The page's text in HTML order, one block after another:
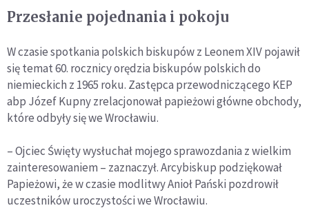
Przesłanie pojednania i pokoju
W czasie spotkania polskich biskupów z Leonem XIV pojawił
się temat 60. rocznicy orędzia biskupów polskich do
niemieckich z 1965 roku. Zastępca przewodniczącego KEP
abp Józef Kupny zrelacjonował papieżowi główne obchody,
które odbyły się we Wrocławiu.
– Ojciec Święty wysłuchał mojego sprawozdania z wielkim
zainteresowaniem – zaznaczył. Arcybiskup podziękował
Papieżowi, że w czasie modlitwy Anioł Pański pozdrowił
uczestników uroczystości we Wrocławiu.